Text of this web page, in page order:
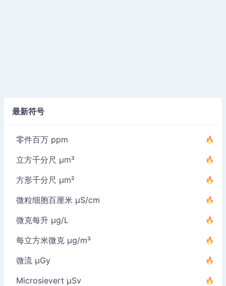
最新符号
零件百万 ppm
立方千分尺 µm³
方形千分尺 µm²
微粒细胞百厘米 µS/cm
微克每升 µg/L
每立方米微克 µg/m³
微流 µGy
Microsievert µSv